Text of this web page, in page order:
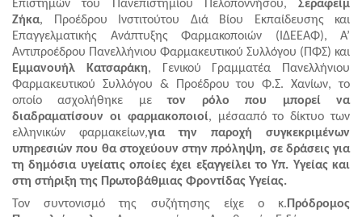
Επιστημών του Πανεπιστημίου Πελοποννήσου, Σεραφείμ
Ζήκα, Προέδρου Ινστιτούτου Διά Βίου Εκπαίδευσης και
Επαγγελματικής Ανάπτυξης Φαρμακοποιών (ΙΔΕΕΑΦ), Α’
Αντιπροέδρου Πανελλήνιου Φαρμακευτικού Συλλόγου (ΠΦΣ) και
Εμμανουήλ Κατσαράκη, Γενικού Γραμματέα Πανελλήνιου
Φαρμακευτικού Συλλόγου & Προέδρου του Φ.Σ. Χανίων, το
οποίοασχολήθηκε μετον ρόλο που μπορεί να
διαδραματίσουν οι φαρμακοποιοί, μέσααπό το δίκτυο των
ελληνικών φαρμακείων,για την παροχή συγκεκριμένων
υπηρεσιών που θα στοχεύουν στην πρόληψη, σε δράσεις για
τη δημόσια υγείατις οποίες έχει εξαγγείλει το Υπ. Υγείας και
στη στήριξη της Πρωτοβάθμιας Φροντίδας Υγείας.
Τον συντονισμό της συζήτησης είχε ο κ. Πρόδρομος